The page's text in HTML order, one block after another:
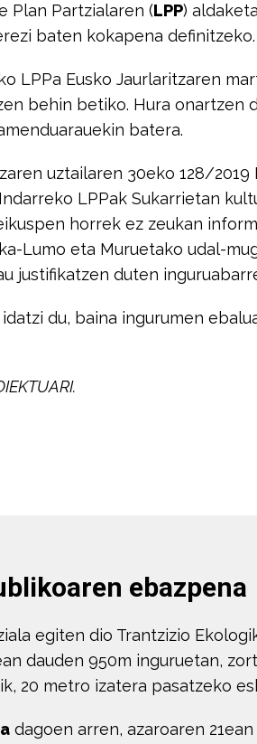
Plan Partzialaren (LPP)
baten kokapena definitzeko.
LPPa Eusko Jaurlaritzaren
behin betiko. Hura onartzen
batera.
uztailaren 30eko 128/
LPPak Sukarrietan
horrek ez zeukan
Lumo eta Muruetako udal-
justifikatzen duten
du, baina ingurumen
ebazpena
egiten dio Trantzizio
dauden 950m inguruetan,
20 metro izatera pasatzeko
dagoen arren, azaroaren 21ean